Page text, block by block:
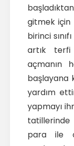
gitmek için
birinci
artık terfi
açmanın
başlayana
yardım
yapmayı
tatillerinde
para ile